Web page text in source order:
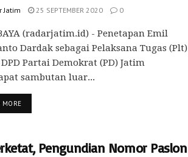
Jatim 25 SEPTEMBER 2020 0
(radarjatim.id) - Penetapan Emil
Dardak sebagai Pelaksana Tugas (Plt)
Partai Demokrat (PD) Jatim
sambutan luar...
MORE
Pengundian Nomor Paslon